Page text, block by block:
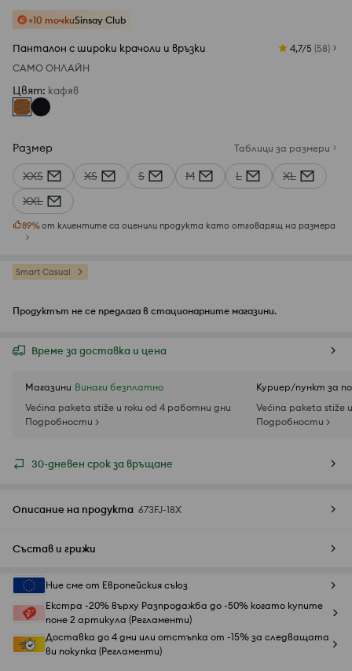
+10 точкиSinsay Club
Панталон с широки крачоли и връзки 4,7/5 (58)
САМО ОНЛАЙН
Цвят: кaфяв
Размер Таблици за размери
XXS XS S M L
XL
XXL
89%от клиентите са оценили продукта като отговарящ на размера
Smart Casual
Продуктът не се предлага в стационарните магазини.
Време за доставка и цена
Магазини Винаги безплатно
Većina paketa stiže u roku od 4 работни дни
Подробности >
Куриер/пункт за
Većina paketa stiže
Подробности >
30-дневен срок за връщане
Описание на продукта 673FJ-18X
Състав и грижи
Ние сме от Европейския съюз
Екстра -20% върху Разпродажба до -50% когато купите
поне 2 артикула (Регламенти)
Доставка до 4 дни или отстъпка от -15% за следващата
ви покупка (Регламенти)